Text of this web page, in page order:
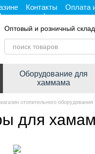
Контакты Оплата
Оптовый и розничный
Оборудование для
хаммама
отопительного оборудования
для